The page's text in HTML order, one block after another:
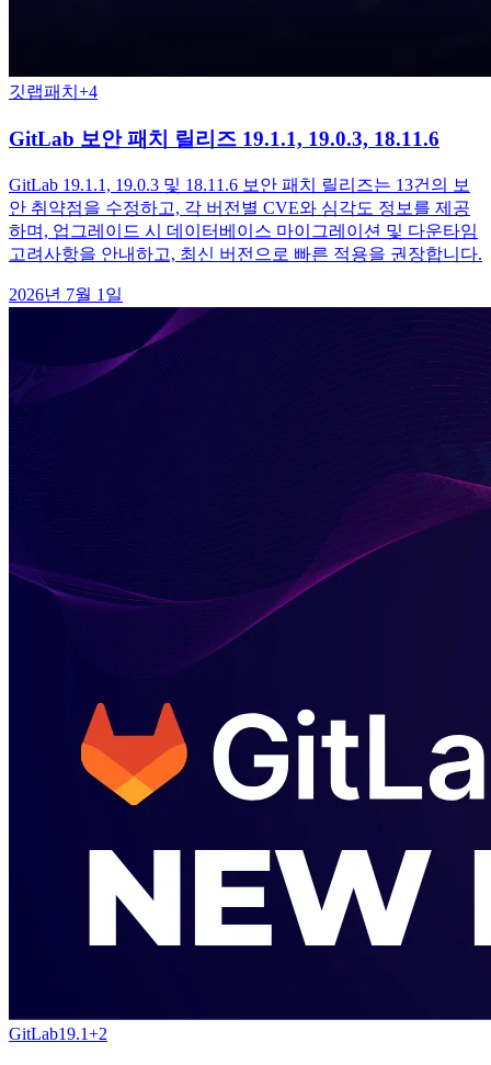
깃랩패치 +4
GitLab 보안 패치 릴리즈 19.1.1, 19.0.3, 18.11.6
GitLab 19.1.1, 19.0.3 및 18.11.6 보안 패치 릴리즈는 13건의 보
안 취약점을 수정하고, 각 버전별 CVE와 심각도 정보를 제공
하며, 업그레이드 시 데이터베이스 마이그레이션 및 다운타임
고려사항을 안내하고, 최신 버전으로 빠른 적용을 권장합니다.
2026년 7월 1일
GitLab19.1+2